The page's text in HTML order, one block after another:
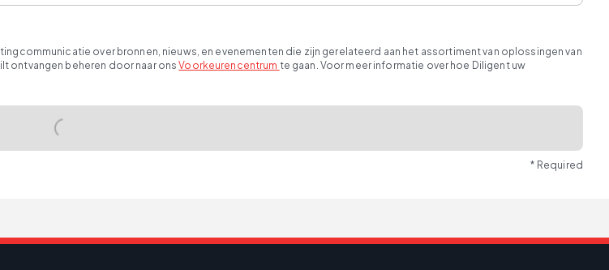
over bronnen, nieuws, en evenementen die zijn gerelateerd aan het assortiment van oplossingen van
ontvangen beheren door naar onsVoorkeurencentrum te gaan. Voor meer informatie over hoe Diligent uw
* Required